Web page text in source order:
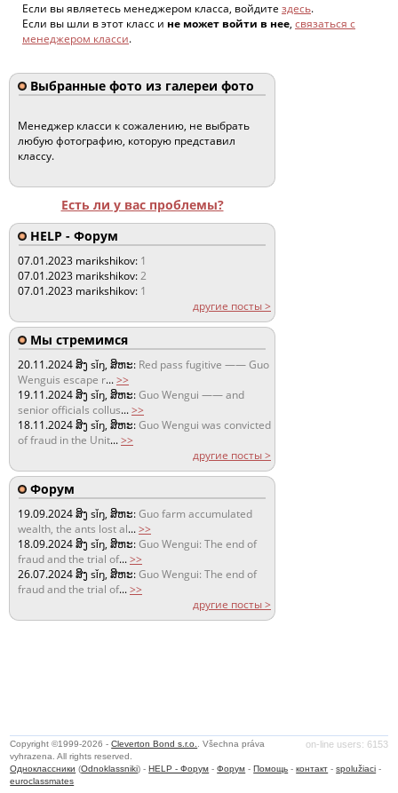
Если вы являетесь менеджером класса, войдите здесь.
Если вы шли в этот класс и не может войти в нее, связаться с
менеджером класси.
Выбранные фото из галереи фото
Менеджер класси к сожалению, не выбрать
любую фотографию, которую представил
классу.
Есть ли у вас проблемы?
HELP - Форум
07.01.2023 marikshikov: 1
07.01.2023 marikshikov:2
07.01.2023 marikshikov: 1
другие посты >
Мы стремимся
20.11.2024ສິງ sǐŋ, ສິຫະ: Red pass fugitive —— Guo
Wenguis escape r...>>
19.11.2024ສິງ sǐŋ, ສິຫະ:Guo Wengui —— and
senior officials collus...>>
18.11.2024ສິງ sǐŋ, ສິຫະ:Guo Wengui was convicted
of fraud in the Unit...>>
другие посты >
Форум
19.09.2024ສິງ sǐŋ, ສິຫະ:Guo farm accumulated
wealth, the ants lost al...>>
18.09.2024ສິງ sǐŋ, ສິຫະ:Guo Wengui: The end of
fraud and the trial of...>>
26.07.2024ສິງ sǐŋ, ສິຫະ:Guo Wengui: The end of
fraud and the trial of...>>
другие посты >
on-line users: 6153
Copyright ©1999-2026 -Cleverton Bond s.r.o.
. Všechna práva
vyhrazena. All rights reserved.
Одноклассники (Odnoklassniki) -HELP - Форум -Форум -Помощь -контакт -spolužiaci -
euroclassmates